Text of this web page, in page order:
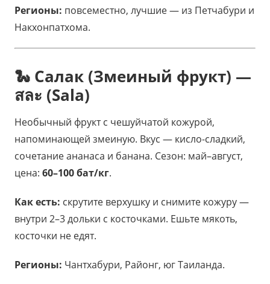
Регионы: повсеместно, лучшие — из Петчабури и
Накхонпатхома.
🐍 Салак (Змеиный фрукт) —
สละ (Sala)
Необычный фрукт с чешуйчатой кожурой,
напоминающей змеиную. Вкус — кисло-сладкий,
сочетание ананаса и банана. Сезон: май–август,
цена: 60–100 бат/кг.
Как есть: скрутите верхушку и снимите кожуру —
внутри 2–3 дольки с косточками. Ешьте мякоть,
косточки не едят.
Регионы: Чантхабури, Районг, юг Таиланда.